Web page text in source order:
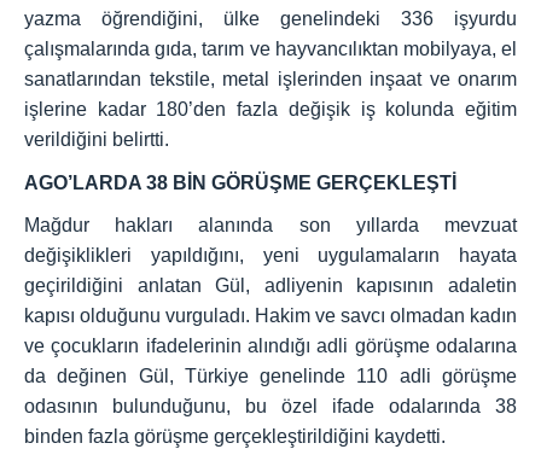
yazma öğrendiğini, ülke genelindeki 336 işyurdu
çalışmalarında gıda, tarım ve hayvancılıktan mobilyaya, el
sanatlarından tekstile, metal işlerinden inşaat ve onarım
işlerine kadar 180’den fazla değişik iş kolunda eğitim
verildiğini belirtti.
AGO’LARDA 38 BİN GÖRÜŞME GERÇEKLEŞTİ
Mağdur hakları alanında son yıllarda mevzuat
değişiklikleri yapıldığını, yeni uygulamaların hayata
geçirildiğini anlatan Gül, adliyenin kapısının adaletin
kapısı olduğunu vurguladı. Hakim ve savcı olmadan kadın
ve çocukların ifadelerinin alındığı adli görüşme odalarına
da değinen Gül, Türkiye genelinde 110 adli görüşme
odasının bulunduğunu, bu özel ifade odalarında 38
binden fazla görüşme gerçekleştirildiğini kaydetti.